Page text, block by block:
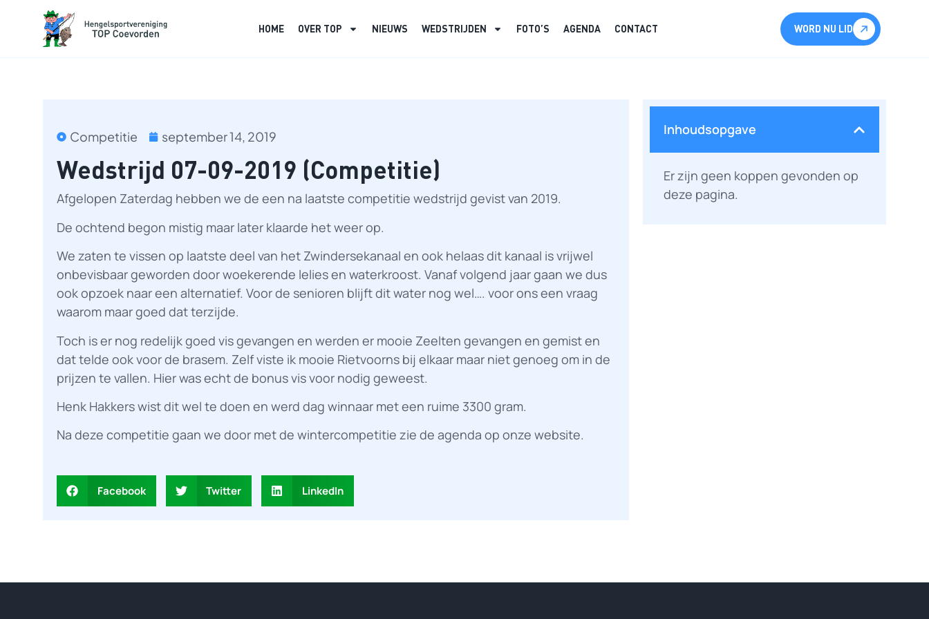
HOME OVER TOP NIEUWS WEDSTRIJDEN FOTO’S AGENDA CONTACT WORD NU LID
Competitie september 14, 2019
Wedstrijd 07-09-2019 (Competitie)
Afgelopen Zaterdag hebben we de een na laatste competitie wedstrijd gevist van 2019.
De ochtend begon mistig maar later klaarde het weer op.
We zaten te vissen op laatste deel van het Zwindersekanaal en ook helaas dit kanaal is vrijwel
onbevisbaar geworden door woekerende lelies en waterkroost. Vanaf volgend jaar gaan we dus
ook opzoek naar een alternatief. Voor de senioren blijft dit water nog wel…. voor ons een vraag
waarom maar goed dat terzijde.
Toch is er nog redelijk goed vis gevangen en werden er mooie Zeelten gevangen en gemist en
dat telde ook voor de brasem. Zelf viste ik mooie Rietvoorns bij elkaar maar niet genoeg om in de
prijzen te vallen. Hier was echt de bonus vis voor nodig geweest.
Henk Hakkers wist dit wel te doen en werd dag winnaar met een ruime 3300 gram.
Na deze competitie gaan we door met de wintercompetitie zie de agenda op onze website.
Facebook Twitter LinkedIn
Inhoudsopgave
Er zijn geen koppen gevonden op
deze pagina.